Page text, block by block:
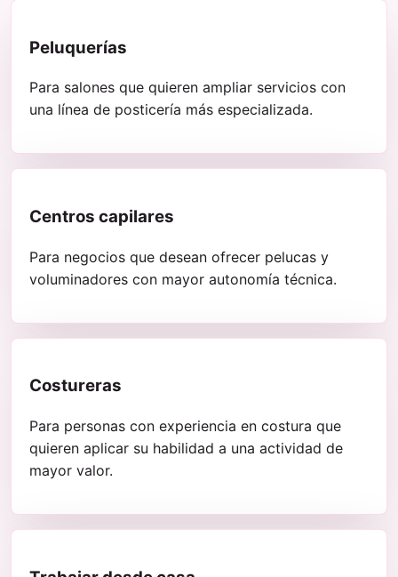
Peluquerías
Para salones que quieren ampliar servicios con
una línea de posticería más especializada.
Centros capilares
Para negocios que desean ofrecer pelucas y
voluminadores con mayor autonomía técnica.
Costureras
Para personas con experiencia en costura que
quieren aplicar su habilidad a una actividad de
mayor valor.